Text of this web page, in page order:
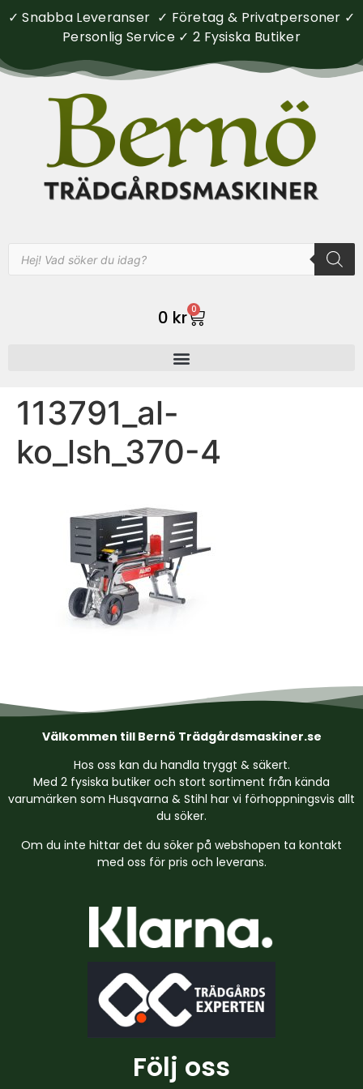
✓ Snabba Leveranser ✓ Företag & Privatpersoner ✓
Personlig Service ✓ 2 Fysiska Butiker
0 kr 0
113791_al-
ko_lsh_370-4
Välkommen till Bernö Trädgårdsmaskiner.se
Hos oss kan du handla tryggt & säkert.
Med 2 fysiska butiker och stort sortiment från kända
varumärken som Husqvarna & Stihl har vi förhoppningsvis allt
du söker.
Om du inte hittar det du söker på webshopen ta kontakt
med oss för pris och leverans.
Följ oss